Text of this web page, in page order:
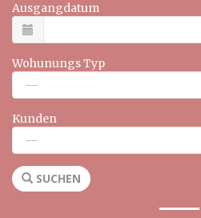
Ausgangdatum
Wohunungs Typ
Kunden
SUCHEN